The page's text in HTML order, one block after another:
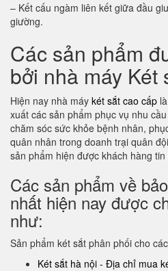
– Kết cấu ngàm liên kết giữa đầu
giường.
Các sản phẩm
bởi nhà máy Két
Hiện nay nhà máy két sắt cao cấp
xuất các sản phẩm phục vụ nhu
chăm sóc sức khỏe bệnh nhân,
quân nhân trong doanh trại quân
sản phẩm hiện được khách hàng
Các sản phẩm về
nhất hiện nay được
như:
Sản phẩm két sắt phân phối cho
Két sắt hà nội - Địa chỉ mua